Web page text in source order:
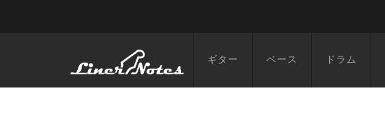
ギター ベース ドラム